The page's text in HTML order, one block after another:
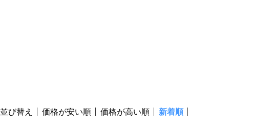
並び替え 価格が安い順 価格が高い順 新着順